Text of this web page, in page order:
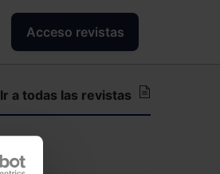
Acceso revistas
Ir a todas las revistas